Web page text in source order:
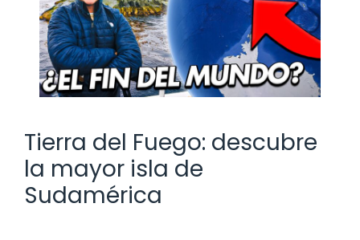
Tierra del Fuego: descubre
la mayor isla de
Sudamérica